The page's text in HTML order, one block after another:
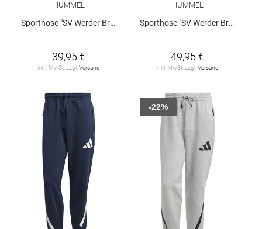
HUMMEL
Sporthose "SV Werder Bremen 3rd 2026/27 Kids"
39,95 €
inkl. MwSt. zzgl.Versand
HUMMEL
Sporthose "SV Werder Bremen 3rd 2026/27"
49,95 €
inkl. MwSt. zzgl.Versand
-22%